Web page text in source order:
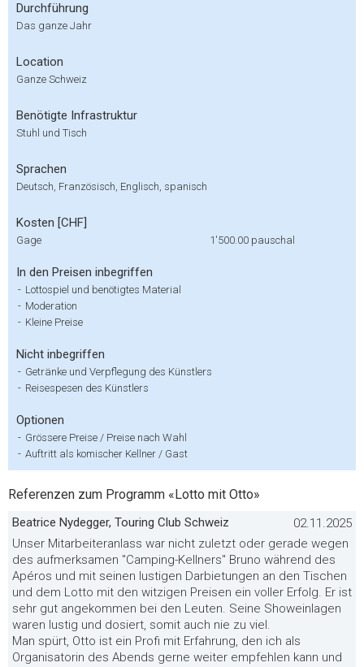
Durchführung
Das ganze Jahr
Location
Ganze Schweiz
Benötigte Infrastruktur
Stuhl und Tisch
Sprachen
Deutsch, Französisch, Englisch, spanisch
Kosten [CHF]
Gage 1'500.00 pauschal
In den Preisen inbegriffen
- Lottospiel und benötigtes Material
- Moderation
- Kleine Preise
Nicht inbegriffen
- Getränke und Verpflegung des Künstlers
- Reisespesen des Künstlers
Optionen
- Grössere Preise / Preise nach Wahl
- Auftritt als komischer Kellner / Gast
Referenzen zum Programm «Lotto mit Otto»
Beatrice Nydegger, Touring Club Schweiz
02.11.2025
Unser Mitarbeiteranlass war nicht zuletzt oder gerade wegen
des aufmerksamen "Camping-Kellners" Bruno während des
Apéros und mit seinen lustigen Darbietungen an den Tischen
und dem Lotto mit den witzigen Preisen ein voller Erfolg. Er ist
sehr gut angekommen bei den Leuten. Seine Showeinlagen
waren lustig und dosiert, somit auch nie zu viel.
Man spürt, Otto ist ein Profi mit Erfahrung, den ich als
Organisatorin des Abends gerne weiter empfehlen kann und